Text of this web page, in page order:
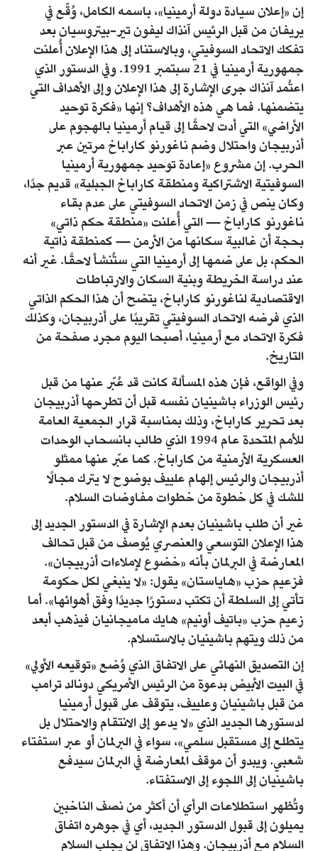
إن «إعلان سيادة دولة أرمينيا»، باسمه الكامل، وُقّع في
يريفان من قبل الرئيس آنذاك ليفون تير-بيتروسيان بعد
تفكك الاتحاد السوفيتي، وبالاستناد إلى هذا الإعلان أُعلنت
جمهورية أرمينيا في 21 سبتمبر 1991. وفي الدستور الذي
اعتُمد آنذاك جرى الإشارة إلى هذا الإعلان وإلى الأهداف التي
يتضمنها. فما هي هذه الأهداف؟ إنها «فكرة توحيد
الأراضي» التي أدت لاحقًا إلى قيام أرمينيا بالهجوم على
أذربيجان واحتلال وضم ناغورنو كاراباخ مرتين عبر
الحرب. إن مشروع «إعادة توحيد جمهورية أرمينيا
السوفيتية الاشتراكية ومنطقة كاراباخ الجبلية» قديم جدًا،
وكان ينص في زمن الاتحاد السوفيتي على عدم بقاء
ناغورنو كاراباخ — التي أُعلنت «منطقة حكم ذاتي»
بحجة أن غالبية سكانها من الأرمن — كمنطقة ذاتية
الحكم، بل على ضمها إلى أرمينيا التي ستُنشأ لاحقًا. غير أنه
عند دراسة الخريطة وبنية السكان والارتباطات
الاقتصادية لناغورنو كاراباخ، يتضح أن هذا الحكم الذاتي
الذي فرضه الاتحاد السوفيتي تقريبًا على أذربيجان، وكذلك
فكرة الاتحاد مع أرمينيا، أصبحا اليوم مجرد صفحة من
التاريخ.
وفي الواقع، فإن هذه المسألة كانت قد عُبّر عنها من قبل
رئيس الوزراء باشينيان نفسه قبل أن تطرحها أذربيجان
بعد تحرير كاراباخ، وذلك بمناسبة قرار الجمعية العامة
للأمم المتحدة عام 1994 الذي طالب بانسحاب الوحدات
العسكرية الأرمنية من كاراباخ. كما عبّر عنها ممثلو
أذربيجان والرئيس إلهام علييف بوضوح لا يترك مجالًا
للشك في كل خطوة من خطوات مفاوضات السلام.
غير أن طلب باشينيان بعدم الإشارة في الدستور الجديد إلى
هذا الإعلان التوسعي والعنصري يُوصف من قبل تحالف
المعارضة في البرلمان بأنه «خضوع لإملاءات أذربيجان».
فزعيم حزب «هاياستان» يقول: «لا ينبغي لكل حكومة
تأتي إلى السلطة أن تكتب دستورًا جديدًا وفق أهوائها». أما
زعيم حزب «باتيف أونيم» هايك ماميجانيان فيذهب أبعد
من ذلك ويتهم باشينيان بالاستسلام.
إن التصديق النهائي على الاتفاق الذي وُضع «توقيعه الأولي»
في البيت الأبيض بدعوة من الرئيس الأمريكي دونالد ترامب
من قبل باشينيان وعلييف، يتوقف على قبول أرمينيا
لدستورها الجديد الذي «لا يدعو إلى الانتقام والاحتلال بل
يتطلع إلى مستقبل سلمي»، سواء في البرلمان أو عبر استفتاء
شعبي. ويبدو أن موقف المعارضة في البرلمان سيدفع
باشينيان إلى اللجوء إلى الاستفتاء.
وتُظهر استطلاعات الرأي أن أكثر من نصف الناخبين
يميلون إلى قبول الدستور الجديد، أي في جوهره اتفاق
السلام مع أذربيجان. وهذا الاتفاق لن يجلب السلام